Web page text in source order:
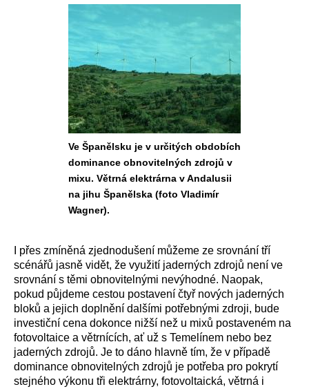
Ve Španělsku je v určitých obdobích
dominance obnovitelných zdrojů v
mixu. Větrná elektrárna v Andalusii
na jihu Španělska (foto Vladimír
Wagner).
I přes zmíněná zjednodušení můžeme ze srovnání tří
scénářů jasně vidět, že využití jaderných zdrojů není ve
srovnání s těmi obnovitelnými nevýhodné. Naopak,
pokud půjdeme cestou postavení čtyř nových jaderných
bloků a jejich doplnění dalšími potřebnými zdroji, bude
investiční cena dokonce nižší než u mixů postaveném na
fotovoltaice a větrnících, ať už s Temelínem nebo bez
jaderných zdrojů. Je to dáno hlavně tím, že v případě
dominance obnovitelných zdrojů je potřeba pro pokrytí
stejného výkonu tři elektrárny, fotovoltaická, větrná i